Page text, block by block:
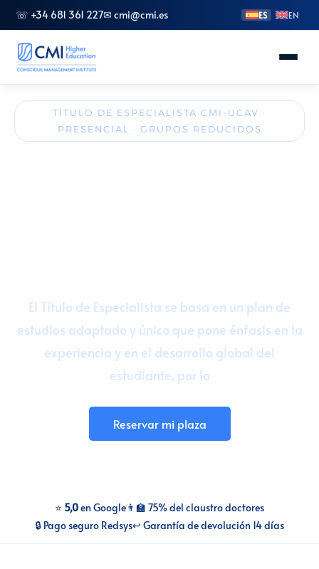
☏ +34 681 361 227✉ cmi@cmi.es ES EN
Conoce CMI
Doctorado
Talento para empresas
TÍTULO DE ESPECIALISTA CMI-UCAV ·
PRESENCIAL · GRUPOS REDUCIDOS
El Título de Especialista se basa en un plan de
estudios adaptado y único que pone énfasis en la
experiencia y en el desarrollo global del
estudiante, por lo
Reservar mi plaza
⭐ 5,0en Google👨‍🏫 75% del claustro doctores
🔒 Pago seguro Redsys↩️ Garantía de devolución 14 días